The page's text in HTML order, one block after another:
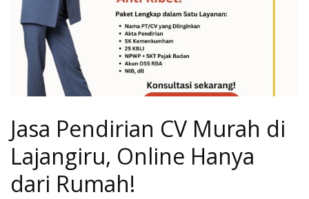
Jasa Pendirian CV Murah di
Lajangiru, Online Hanya
dari Rumah!